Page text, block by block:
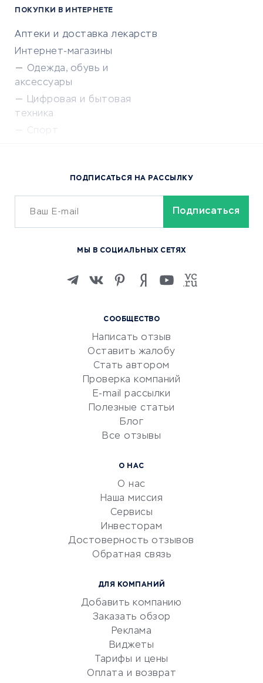
ПОКУПКИ В ИНТЕРНЕТЕ
Аптеки и доставка лекарств
Интернет-магазины
Одежда, обувь и
аксессуары
Цифровая и бытовая
техника
Спорт
Сервисы доставки
ОБУЧЕНИЕ И РАБОТА
Изучение иностранных
Маркетинг и продажи
Репетиторство
Красота и здоровье
Сервисы по поиску работы
Сетевой маркетинг
УСЛУГИ ДЛЯ БИЗНЕСА
документооборот
Юридические компании
Бухгалтерия онлайн
СООБЩЕСТВО
Написать отзыв
Оставить жалобу
Стать автором
Проверка компаний
E-mail рассылки
Полезные статьи
Блог
Все отзывы
О НАС
О нас
Наша миссия
Сервисы
Инвесторам
Достоверность отзывов
Обратная связь
ДЛЯ КОМПАНИЙ
Добавить компанию
Заказать обзор
Реклама
Виджеты
Тарифы и цены
Оплата и возврат
ПОДПИСАТЬСЯ НА РАССЫЛКУ
МЫ В СОЦИАЛЬНЫХ СЕТЯХ